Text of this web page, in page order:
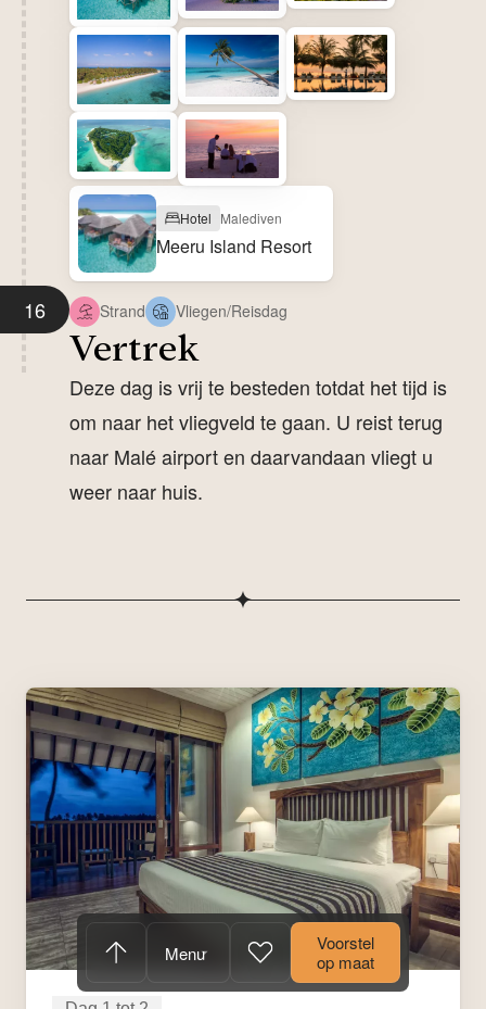
Hotel Malediven
Meeru Island Resort
16 Strand Vliegen/Reisdag
Vertrek
Deze dag is vrij te besteden totdat het tijd is
om naar het vliegveld te gaan. U reist terug
naar Malé airport en daarvandaan vliegt u
weer naar huis.
Menu
Voorstel
op maat